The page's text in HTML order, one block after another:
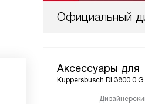
Официальный
Аксессуары для
Kuppersbusch DI 3800.0 G